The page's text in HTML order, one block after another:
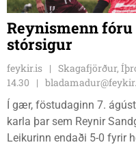
Reynismenn
stórsigur
feykir.is Skagafjörður,
14.30
Í gær, föstudaginn 7.
karla þar sem Reynir
Leikurinn endaði 5-0 fyrir